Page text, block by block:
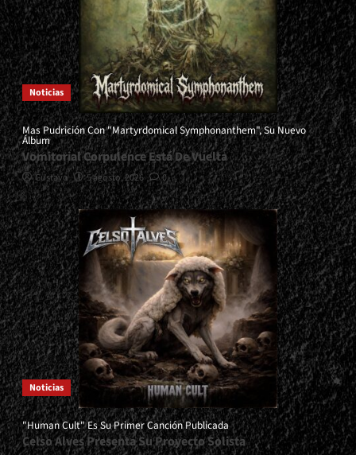
Noticias
Mas Pudrición Con "Martyrdomical Symphonanthem", Su Nuevo
Álbum
Vomitorial Corpulence Está De Vuelta
Gustavo 5 agosto, 2026 0
Noticias
"Human Cult" Es Su Primer Canción Publicada
Celso Alves Presenta Su Proyecto Solista